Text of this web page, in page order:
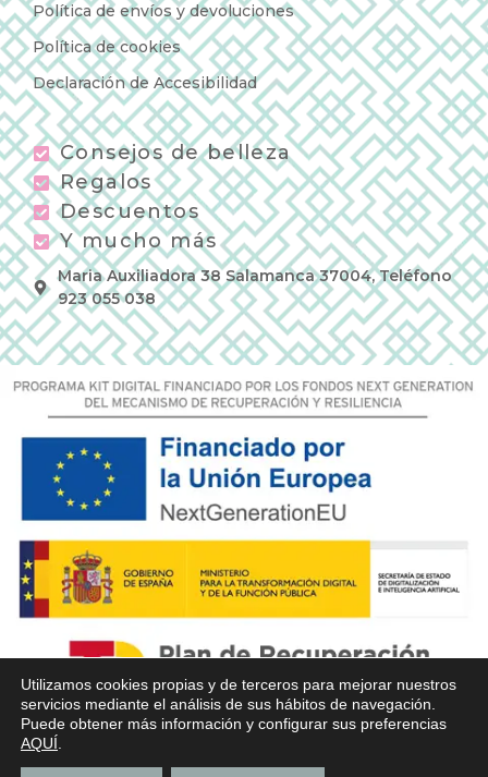
Política de envíos y devoluciones
Política de cookies
Declaración de Accesibilidad
Consejos de belleza
Regalos
Descuentos
Y mucho más
Maria Auxiliadora 38 Salamanca 37004, Teléfono
923 055 038
Utilizamos cookies propias y de terceros para mejorar nuestros
servicios mediante el análisis de sus hábitos de navegación.
Puede obtener más información y configurar sus preferencias
AQUÍ